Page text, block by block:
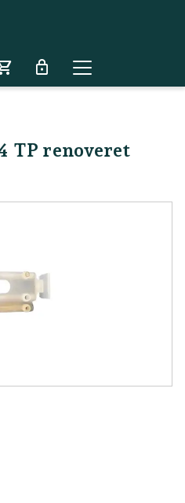
lock
TP renoveret